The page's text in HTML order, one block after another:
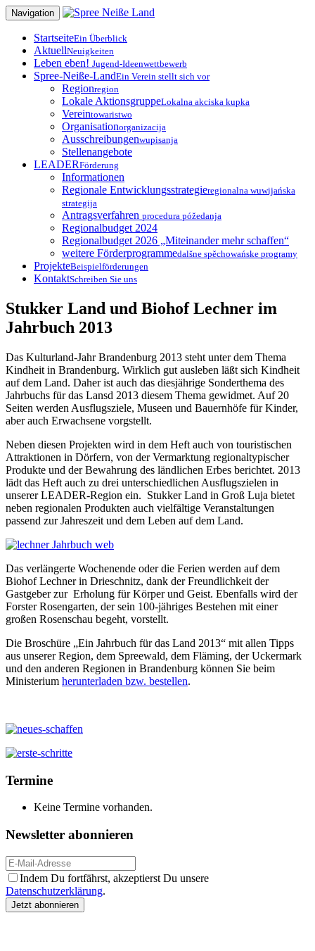
Zum
Inhalt
springen
Navigation
StartseiteEin Überblick
AktuellNeuigkeiten
Leben eben! Jugend-Ideenwettbewerb
Spree-Neiße-LandEin Verein stellt sich vor
Regionregion
Lokale AktionsgruppeLokalna akciska kupka
Vereintowaristwo
Organisationorganizacija
Ausschreibungenwupisanja
Stellenangebote
LEADERFörderung
Informationen
Regionale Entwicklungsstrategieregionalna wuwijańska
strategija
Antragsverfahren procedura póžedanja
Regionalbudget 2024
Regionalbudget 2026 „Miteinander mehr schaffen“
weitere Förderprogrammedalšne spěchowańske programy
ProjekteBeispielförderungen
KontaktSchreiben Sie uns
Stukker Land und Biohof Lechner im
Jahrbuch 2013
Das Kulturland-Jahr Brandenburg 2013 steht unter dem Thema
Kindheit in Brandenburg. Wirklich gut ausleben läßt sich Kindheit
auf dem Land. Daher ist auch das diesjährige Sonderthema des
Jahrbuchs für das Lansd 2013 diesem Thema gewidmet. Auf 20
Seiten werden Ausflugsziele, Museen und Bauernhöfe für Kinder,
aber auch Erwachsene vorgstellt.
Neben diesen Projekten wird in dem Heft auch von touristischen
Attraktionen in Dörfern, von der Vermarktung regionaltypischer
Produkte und der Bewahrung des ländlichen Erbes berichtet. 2013
lädt das Heft auch zu drei unterschiedlichen Ausflugszielen in
unserer LEADER-Region ein. Stukker Land in Groß Luja bietet
neben regionalen Produkten auch vielfältige Veranstaltungen
passend zur Jahreszeit und dem Leben auf dem Land.
Das verlängerte Wochenende oder die Ferien werden auf dem
Biohof Lechner in Drieschnitz, dank der Freundlichkeit der
Gastgeber zur Erholung für Körper und Geist. Ebenfalls wird der
Forster Rosengarten, der sein 100-jähriges Bestehen mit einer
großen Rosenschau begeht, vorstellt.
Die Broschüre „Ein Jahrbuch für das Land 2013“ mit allen Tipps
aus unserer Region, dem Spreewald, dem Fläming, der Uckermark
und den anderen Regionen in Brandenburg können Sie beim
Ministerium herunterladen bzw. bestellen.
Termine
Keine Termine vorhanden.
Newsletter abonnieren
Indem Du fortfährst, akzeptierst Du unsere
Datenschutzerklärung.